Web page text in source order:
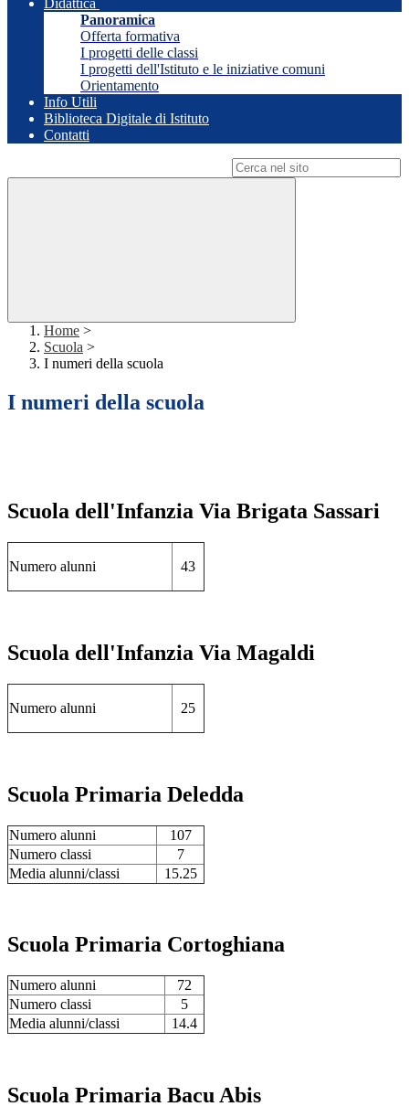
Didattica
Panoramica
Offerta formativa
I progetti delle classi
I progetti dell'Istituto e le iniziative comuni
Orientamento
Info Utili
Biblioteca Digitale di Istituto
Contatti
Home >
Scuola >
I numeri della scuola
I numeri della scuola
Scuola dell'Infanzia Via Brigata Sassari
Numero alunni 43
Scuola dell'Infanzia Via Magaldi
Numero alunni 25
Scuola Primaria Deledda
Numero alunni
107
Numero classi
7
Media alunni/classi
15.25
Scuola Primaria Cortoghiana
Numero alunni
72
Numero classi
5
Media alunni/classi
14.4
Scuola Primaria Bacu Abis